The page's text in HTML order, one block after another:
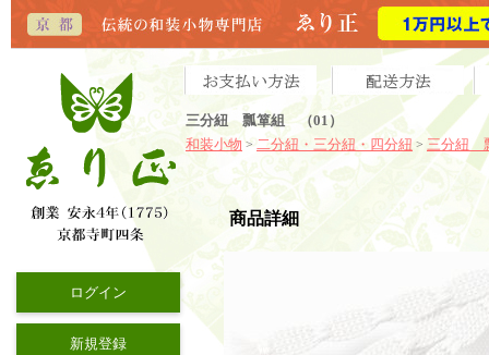
三分紐 瓢箪組 （01）
和装小物 > 二分紐・三分紐・四分紐 > 三分紐
ログイン
新規登録
商品詳細